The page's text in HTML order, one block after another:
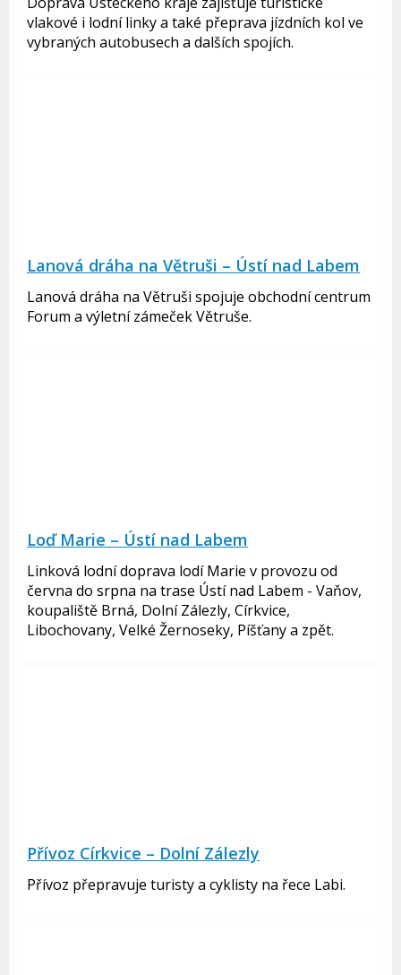
vlakové i lodní linky a také přeprava jízdních kol ve
vybraných autobusech a dalších spojích.
Lanová dráha na Větruši – Ústí nad Labem
Lanová dráha na Větruši spojuje obchodní centrum
Forum a výletní zámeček Větruše.
Loď Marie – Ústí nad Labem
Linková lodní doprava lodí Marie v provozu od
června do srpna na trase Ústí nad Labem - Vaňov,
koupaliště Brná, Dolní Zálezly, Církvice,
Libochovany, Velké Žernoseky, Píšťany a zpět.
Přívoz Církvice – Dolní Zálezly
Přívoz přepravuje turisty a cyklisty na řece Labi.